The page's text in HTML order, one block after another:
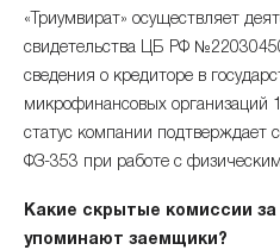
«Триумвират» осуществляет
свидетельства ЦБ РФ
сведения о кредиторе в
микрофинансовых организаций
статус компании
ФЗ-353 при работе с
Какие скрытые комиссии
упоминают заемщики?